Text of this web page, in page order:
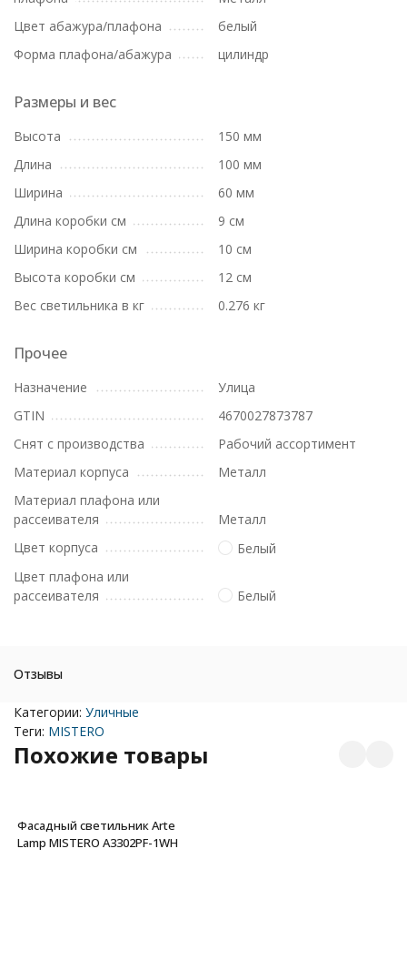
Цвет абажура/плафона
белый
Форма плафона/абажура
цилиндр
Размеры и вес
Высота
150 мм
Длина
100 мм
Ширина
60 мм
Длина коробки см
9 см
Ширина коробки см
10 см
Высота коробки см
12 см
Вес светильника в кг
0.276 кг
Прочее
Назначение
Улица
GTIN
4670027873787
Снят с производства
Рабочий ассортимент
Материал корпуса
Металл
Материал плафона или
рассеивателя
Металл
Цвет корпуса
Белый
Цвет плафона или
рассеивателя
Белый
Отзывы
Категории: Уличные
Теги: MISTERO
Похожие товары
Фасадный светильник Arte
Lamp MISTERO A3302PF-1WH